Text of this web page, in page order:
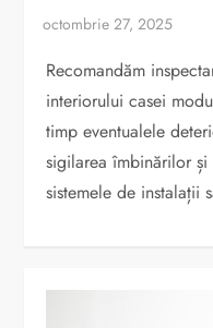
Recomandăm
interiorului casei
timp eventualele
sigilarea îmbinărilor
sistemele de instalații